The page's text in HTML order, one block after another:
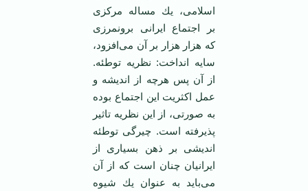
اسلامی، یك مساله مركزی
بر اجتماع ایرانی برونمرزی
كه هزار هزار بر آن می‌افزود،
سایه انداخت: نظریه توطئه.
از آن پس هرچه از اندیشه و
عمل اكثریت این اجتماع بوده
به ‏صورتی، از این نظریه تاثیر
پذیرفته است. چیرگی توطئه
اندیشی بر ذهن بسیاری از
ایرانیان چنان است ‏كه از آن
می‌باید به عنوان یك شیوه